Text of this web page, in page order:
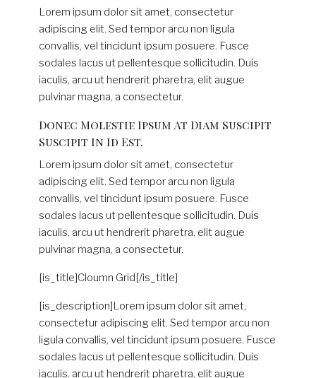
Lorem ipsum dolor sit amet, consectetur
adipiscing elit. Sed tempor arcu non ligula
convallis, vel tincidunt ipsum posuere. Fusce
sodales lacus ut pellentesque sollicitudin. Duis
iaculis, arcu ut hendrerit pharetra, elit augue
pulvinar magna, a consectetur.
Donec Molestie Ipsum At Diam Suscipit
Suscipit In Id Est.
Lorem ipsum dolor sit amet, consectetur
adipiscing elit. Sed tempor arcu non ligula
convallis, vel tincidunt ipsum posuere. Fusce
sodales lacus ut pellentesque sollicitudin. Duis
iaculis, arcu ut hendrerit pharetra, elit augue
pulvinar magna, a consectetur.
[is_title]Cloumn Grid[/is_title]
[is_description]Lorem ipsum dolor sit amet,
consectetur adipiscing elit. Sed tempor arcu non
ligula convallis, vel tincidunt ipsum posuere. Fusce
sodales lacus ut pellentesque sollicitudin. Duis
iaculis, arcu ut hendrerit pharetra, elit augue